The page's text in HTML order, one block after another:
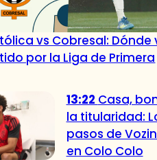
vs Cobresal: Dónde
por la Liga de Primera
13:22 Casa,
la titularidad:
pasos de
en Colo Colo